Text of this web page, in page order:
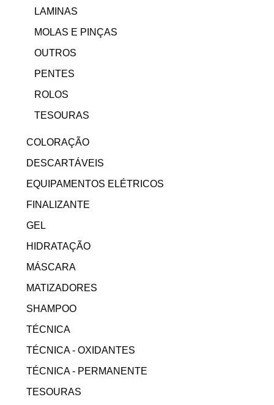
LAMINAS
MOLAS E PINÇAS
OUTROS
PENTES
ROLOS
TESOURAS
COLORAÇÃO
DESCARTÁVEIS
EQUIPAMENTOS ELÉTRICOS
FINALIZANTE
GEL
HIDRATAÇÃO
MÁSCARA
MATIZADORES
SHAMPOO
TÉCNICA
TÉCNICA - OXIDANTES
TÉCNICA - PERMANENTE
TESOURAS